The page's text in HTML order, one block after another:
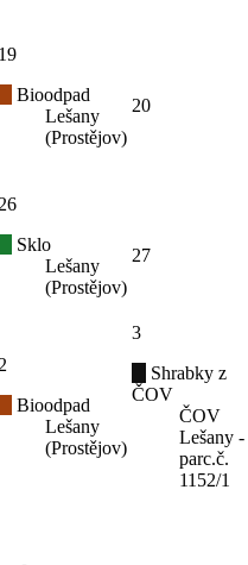
19
Bioodpad
Lešany
(Prostějov)
20
26
Sklo
Lešany
(Prostějov)
27
2
Bioodpad
Lešany
(Prostějov)
3
Shrabky z
ČOV
ČOV
Lešany -
parc.č.
1152/1